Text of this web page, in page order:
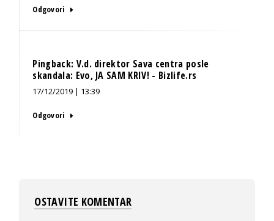
Odgovori
Pingback: V.d. direktor Sava centra posle
skandala: Evo, JA SAM KRIV! - Bizlife.rs
17/12/2019 | 13:39
Odgovori
OSTAVITE KOMENTAR